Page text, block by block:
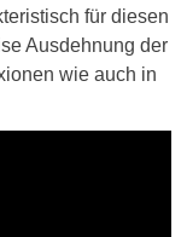
für diesen
Ausdehnung der
wie auch in